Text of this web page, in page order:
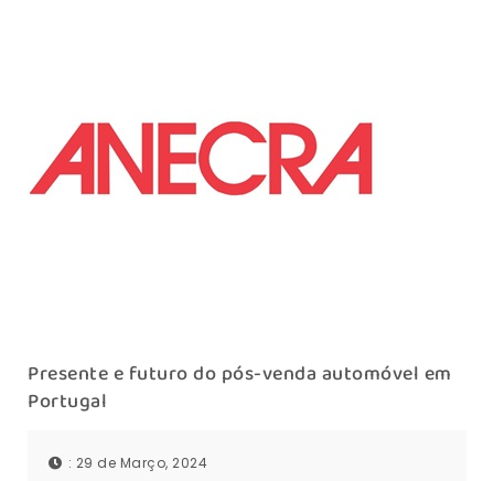
Presente e futuro do pós-venda automóvel em
Portugal
: 29 de Março, 2024